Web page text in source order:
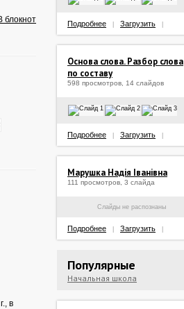
блокнот
в
Подробнее Загрузить
Основа слова. Разбор слова
по составу
598 просмотров, 14 слайдов
Подробнее Загрузить
Марушка Надія Іванівна
111 просмотров, 3 слайда
Слайды не распознаны
Подробнее Загрузить
Популярные
Начальная школа